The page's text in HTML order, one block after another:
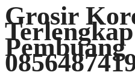
Grosir
Pembuang